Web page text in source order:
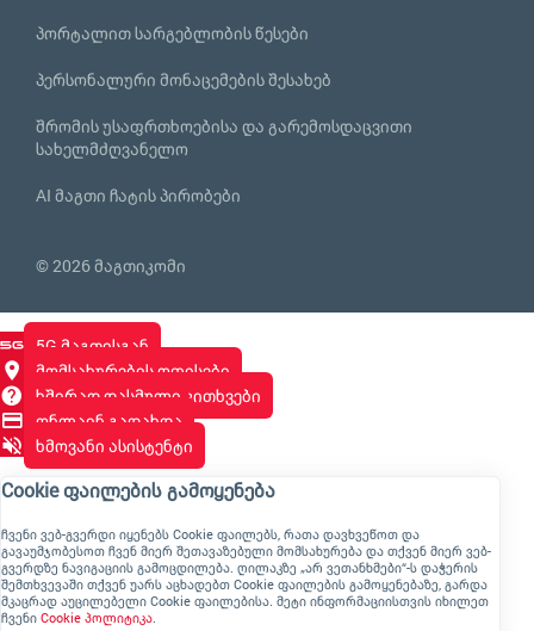
პორტალით სარგებლობის წესები
პერსონალური მონაცემების შესახებ
შრომის უსაფრთხოებისა და გარემოსდაცვითი
სახელმძღვანელო
AI მაგთი ჩატის პირობები
© 2026 მაგთიკომი
5G მაგთისგან
მომსახურების ოფისები
ხშირად დასმული კითხვები
ონლაინ გადახდა
ხმოვანი ასისტენტი
Cookie ფაილების გამოყენება
ჩვენი ვებ-გვერდი იყენებს Cookie ფაილებს, რათა დავხვეწოთ და
გავაუმჯობესოთ ჩვენ მიერ შეთავაზებული მომსახურება და თქვენ მიერ ვებ-
გვერდზე ნავიგაციის გამოცდილება. ღილაკზე „არ ვეთანხმები“-ს დაჭერის
შემთხვევაში თქვენ უარს აცხადებთ Cookie ფაილების გამოყენებაზე, გარდა
მკაცრად აუცილებელი Cookie ფაილებისა. მეტი ინფორმაციისთვის იხილეთ
ჩვენი Cookie პოლიტიკა.